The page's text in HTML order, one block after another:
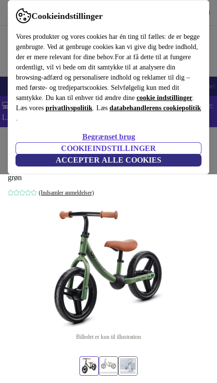
Cookieindstillinger
Vores produkter og vores cookies har én ting til fælles: de er begge
genbrugte. Ved at genbruge cookies kan vi give dig bedre indhold,
der er mere relevant for dine behov.For at få dette til at fungere
ordentligt, vil vi bede om dit samtykke til at analysere din
browsing-adfærd og personalisere indhold og reklamer til dig –
med første- og tredjepartscookies. Selvfølgelig kun med dit
samtykke. Du kan til enhver tid ændre dine cookie indstillinger.
Læs vores privatlivspolitik. Læs databehandlerens cookiepolitik
.
Begrænset brug
COOKIEINDSTILLINGER
ACCEPTER ALLE COOKIES
Brug refurbed hurtigt og nemt
Smartphones Bærbare Tablets Smartwatches Tilbehør
💻 Ekstra 5% rabat på alle MacBooks og bærbare computere - Kode:
LAPTOP5 -
Kinderkraft 2WAY Next løbecykel
grøn
(Indsamler anmeldelser)
Billedet er kun til illustration